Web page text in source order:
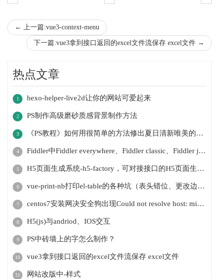
← 上一篇:vue3-context-menu
下一篇:vue3拿到接口返回的excel文件流保存 excel文件 →
热点文章
1 hexo-helper-live2d让你的网站可爱起来
2 PS制作高级磨砂质感背景制作方法
3 《PS教程》如何用很简单的方法修出夏日清新唯美的人像作品
4 Fiddler中Fiddler everywhere、Fiddler classic、Fiddler jam、FiddlerCap、FiddlerCore的区别
5 H5页面生成系统-h5-factory，可对接接口的H5页面生成系统
6 vue-print-nb打印el-table的各种坑（表头错位、更改边框样式、多一页空白页、表格打印不全
7 centos7安装网决安全狗出现Could not resolve host: mirrorlist.centos.org; Unknown error的提示？
8 H5(js)与andriod、IOS交互
9 PS中砖墙上的字怎么制作？
10 vue3拿到接口返回的excel文件流保存 excel文件
11 网站改版中-样式